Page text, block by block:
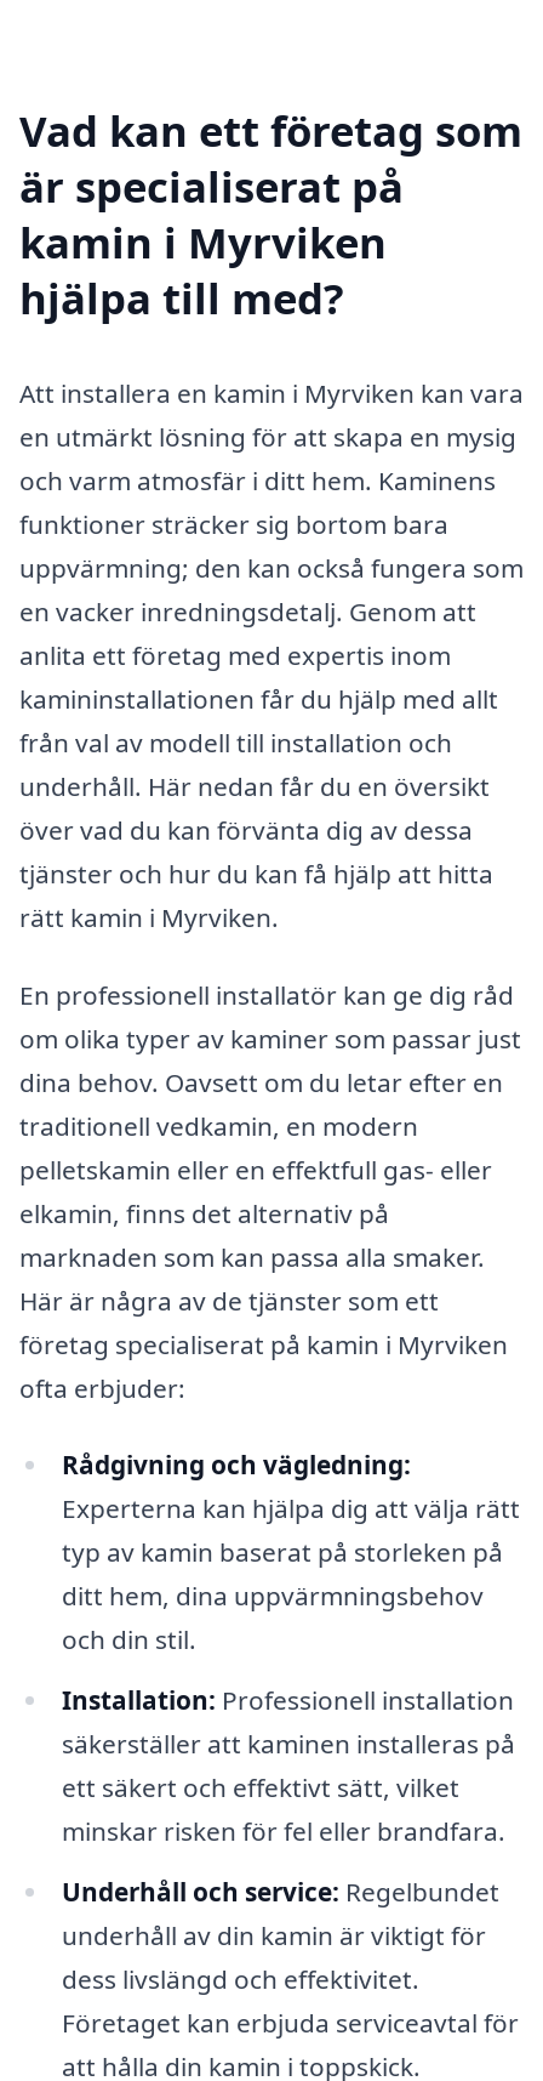
Vad kan ett företag som
är specialiserat på
kamin i Myrviken
hjälpa till med?
Att installera en kamin i Myrviken kan vara
en utmärkt lösning för att skapa en mysig
och varm atmosfär i ditt hem. Kaminens
funktioner sträcker sig bortom bara
uppvärmning; den kan också fungera som
en vacker inredningsdetalj. Genom att
anlita ett företag med expertis inom
kamininstallationen får du hjälp med allt
från val av modell till installation och
underhåll. Här nedan får du en översikt
över vad du kan förvänta dig av dessa
tjänster och hur du kan få hjälp att hitta
rätt kamin i Myrviken.
En professionell installatör kan ge dig råd
om olika typer av kaminer som passar just
dina behov. Oavsett om du letar efter en
traditionell vedkamin, en modern
pelletskamin eller en effektfull gas- eller
elkamin, finns det alternativ på
marknaden som kan passa alla smaker.
Här är några av de tjänster som ett
företag specialiserat på kamin i Myrviken
ofta erbjuder:
Rådgivning och vägledning:
Experterna kan hjälpa dig att välja rätt
typ av kamin baserat på storleken på
ditt hem, dina uppvärmningsbehov
och din stil.
Installation: Professionell installation
säkerställer att kaminen installeras på
ett säkert och effektivt sätt, vilket
minskar risken för fel eller brandfara.
Underhåll och service: Regelbundet
underhåll av din kamin är viktigt för
dess livslängd och effektivitet.
Företaget kan erbjuda serviceavtal för
att hålla din kamin i toppskick.